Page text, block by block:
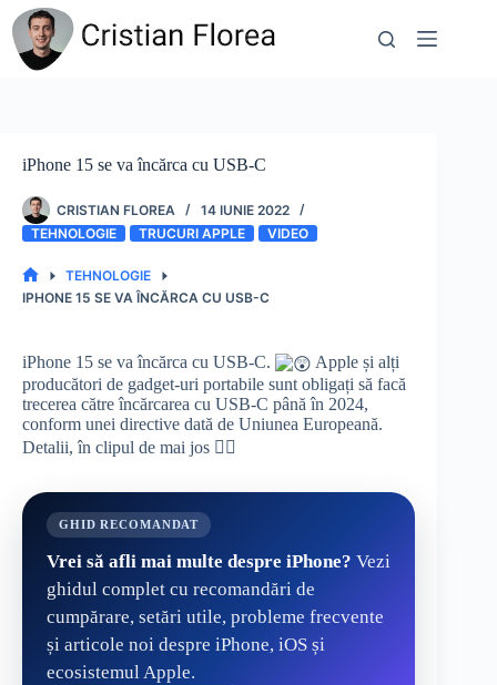
Sari
conținut
iPhone 15 se va încărca cu USB-C
CRISTIAN FLOREA
14 IUNIE 2022
TEHNOLOGIE
TRUCURI APPLE VIDEO
PRIMA
TEHNOLOGIE
IPHONE 15 SE VA ÎNCĂRCA CU USB-C
iPhone 15 se va încărca cu USB-C.
Apple și alți
producători de gadget-uri portabile sunt obligați să facă
trecerea către încărcarea cu USB-C până în 2024,
conform unei directive dată de Uniunea Europeană.
Detalii, în clipul de mai jos 👇🏻
GHID RECOMANDAT
Vrei să afli mai multe despre iPhone? Vezi
ghidul complet cu recomandări de
cumpărare, setări utile, probleme frecvente
și articole noi despre iPhone, iOS și
ecosistemul Apple.